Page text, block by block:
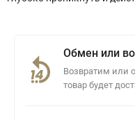
Обмен или
Возвратим или
товар будет